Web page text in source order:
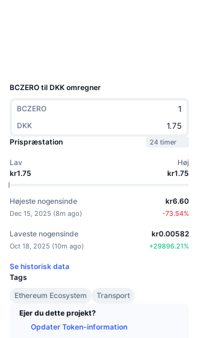
BCZERO til DKK omregner
BCZERO
DKK
Prispræstation
24 timer
Lav
kr1.75
Høj
kr1.75
Højeste nogensinde
Dec 15, 2025 (8m ago)
kr6.60
-73.54%
Laveste nogensinde
Oct 18, 2025 (10m ago)
kr0.00582
+29896.21%
Se historisk data
Tags
Ethereum Ecosystem
Transport
Ejer du dette projekt?
Opdater Token-information